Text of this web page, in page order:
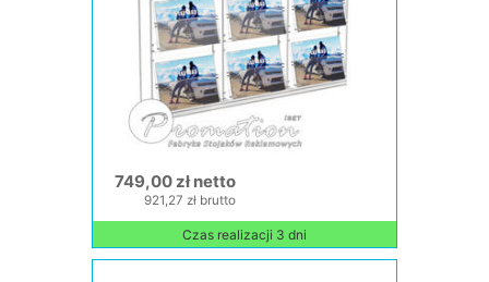
749,00 zł netto
921,27 zł brutto
Czas realizacji 3 dni